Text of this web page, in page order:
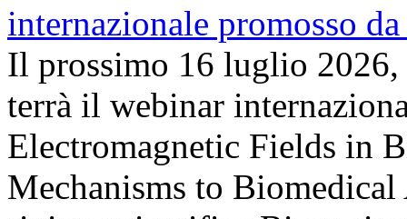
Il prossimo 16 luglio
terrà il webinar
Electromagnetic Fields in
Mechanisms to